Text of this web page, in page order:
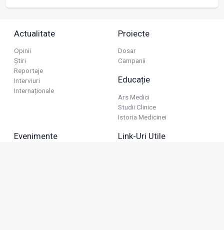
Actualitate
Opinii
Știri
Reportaje
Interviuri
Internaționale
Proiecte
Dosar
Campanii
Educație
Ars Medici
Studii Clinice
Istoria Medicinei
Evenimente Link-Uri Utile